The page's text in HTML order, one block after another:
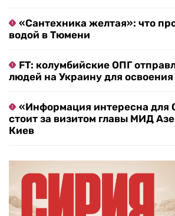
«Сантехника желтая»: что
водой в Тюмени
FT: колумбийские ОПГ
людей на Украину для
«Информация интересна для
стоит за визитом главы МИД
Киев